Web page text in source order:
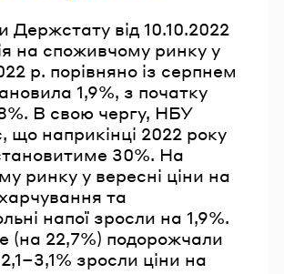
Держстату від 10.10.2022
на споживчому ринку у
р. порівняно із серпнем
1,9%, з початку
В свою чергу, НБУ
що наприкінці 2022 року
30%. На
ринку у вересні ціни на
та
напої зросли на 1,9%.
(на 22,7%) подорожчали
зросли ціни на